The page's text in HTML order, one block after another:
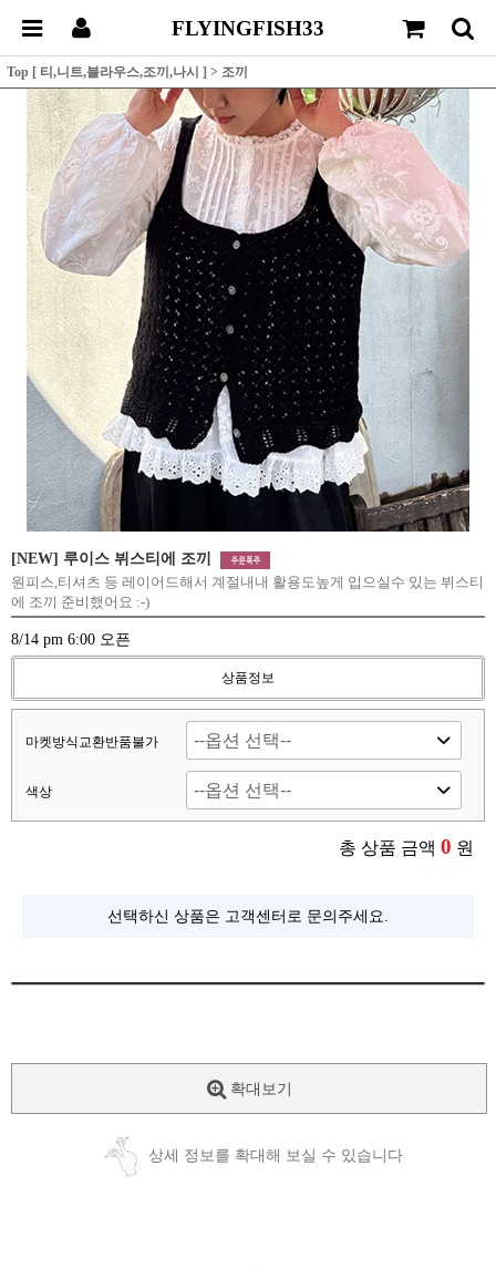
FLYINGFISH33
Top [ 티,니트,블라우스,조끼,나시 ] > 조끼
[NEW] 루이스 뷔스티에 조끼
원피스,티셔츠 등 레이어드해서 계절내내 활용도높게 입으실수 있는 뷔스티
에 조끼 준비했어요 :-)
8/14 pm 6:00 오픈
상품정보
마켓방식교환반품불가
색상
총 상품 금액 0 원
선택하신 상품은 고객센터로 문의주세요.
확대보기
상세 정보를 확대해 보실 수 있습니다